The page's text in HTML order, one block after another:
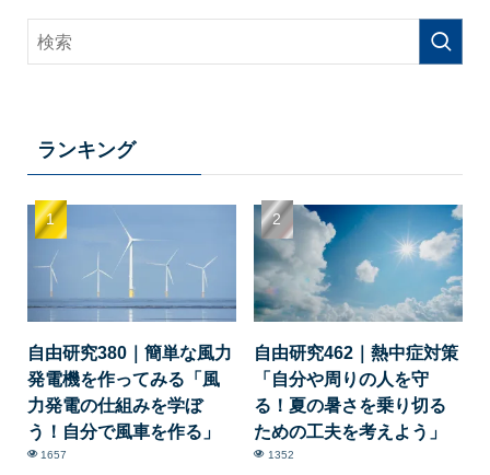
ランキング
自由研究380｜簡単な風力
発電機を作ってみる「風
力発電の仕組みを学ぼ
う！自分で風車を作る」
1657
自由研究462｜熱中症対策
「自分や周りの人を守
る！夏の暑さを乗り切る
ための工夫を考えよう」
1352